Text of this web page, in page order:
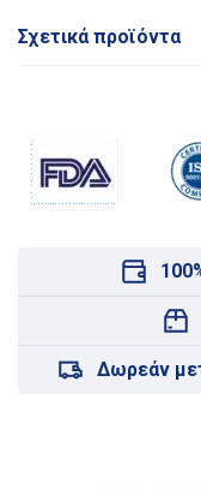
Σχετικά προϊόντα
Δωρεάν